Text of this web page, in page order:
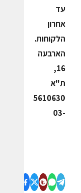
עד
אחרון
הלקוחות.
הארבעה
16,
ת"א
5610630
-03